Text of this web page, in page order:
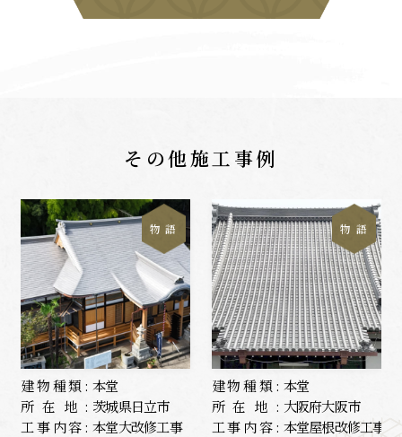
その他施工事例
物 語
建物種類: 本堂
所在地: 茨城県日立市
工事内容: 本堂大改修工事
物 語
建物種類: 本堂
所在地: 大阪府大阪市
工事内容: 本堂屋根改修工事